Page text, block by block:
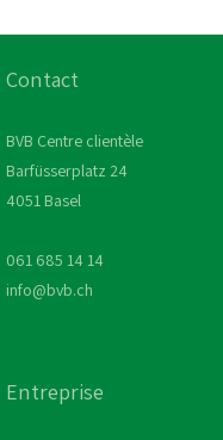
Contact
BVB Centre clientèle
Barfüsserplatz 24
4051 Basel
061 685 14 14
info@bvb.ch
Entreprise